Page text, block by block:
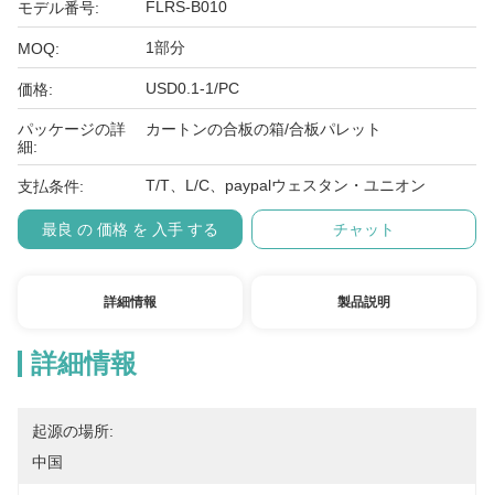
モデル番号: FLRS-B010
MOQ: 1部分
価格: USD0.1-1/PC
パッケージの詳
細:
カートンの合板の箱/合板パレット
支払条件: T/T、L/C、paypalウェスタン・ユニオン
最良 の 価格 を 入手 する チャット
詳細情報 製品説明
詳細情報
起源の場所:
中国